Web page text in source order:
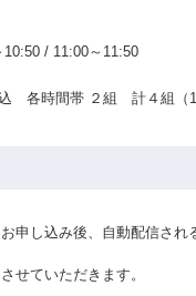
10:50 / 11:00～11:50
各時間帯 ２組 計４組（1
申し込み後、自動配信され
せていただきます。